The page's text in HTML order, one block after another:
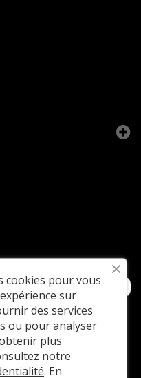
cookies pour vous
sur
des services
ou pour analyser
plus
notre
. En